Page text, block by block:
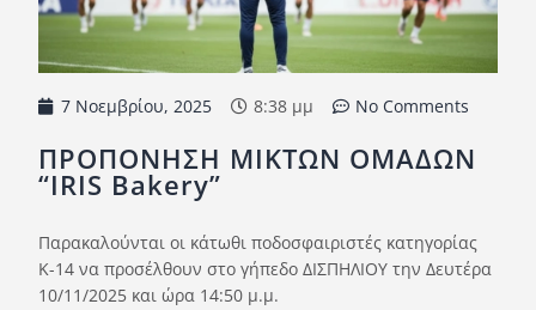
Η Ένωση
Πρωταθλήματα
Κύπελλο
Υποδομών
Ορισμοί Διαιτητών
Ποινές
Περισσότερα
7 Νοεμβρίου, 2025 8:38 μμ No Comments
ΠΡΟΠΟΝΗΣΗ ΜΙΚΤΩΝ ΟΜΑΔΩΝ
“IRIS Bakery”
Παρακαλούνται οι κάτωθι ποδοσφαιριστές κατηγορίας
Κ-14 να προσέλθουν στο γήπεδο ΔΙΣΠΗΛΙΟΥ την Δευτέρα
10/11/2025 και ώρα 14:50 μ.μ.